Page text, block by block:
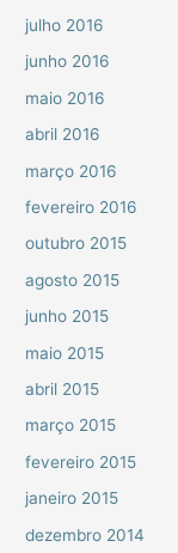
julho 2016
junho 2016
maio 2016
abril 2016
março 2016
fevereiro 2016
outubro 2015
agosto 2015
junho 2015
maio 2015
abril 2015
março 2015
fevereiro 2015
janeiro 2015
dezembro 2014